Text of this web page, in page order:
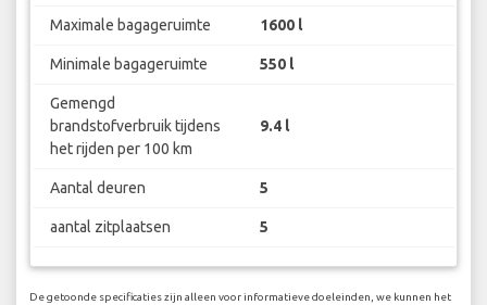
Maximale bagageruimte 1600 l
Minimale bagageruimte 550 l
Gemengd
brandstofverbruik tijdens
het rijden per 100 km
9.4 l
Aantal deuren 5
aantal zitplaatsen 5
De getoonde specificaties zijn alleen voor informatieve doeleinden, we kunnen het